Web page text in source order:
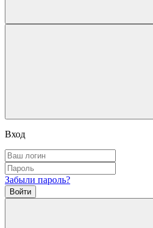
Вход
Забыли пароль?
Войти